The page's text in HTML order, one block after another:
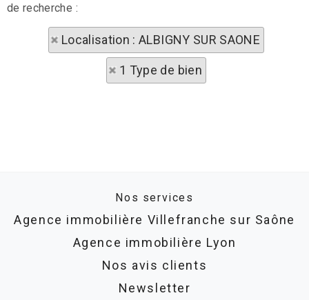
de recherche :
Localisation : ALBIGNY SUR SAONE
1 Type de bien
Nos services
Agence immobilière Villefranche sur Saône
Agence immobilière Lyon
Nos avis clients
Newsletter